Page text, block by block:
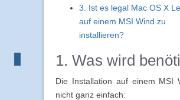
3. Ist es legal Mac OS X
auf einem MSI Wind zu
installieren?
1. Was wird
Die Installation auf einem MSI
nicht ganz einfach: